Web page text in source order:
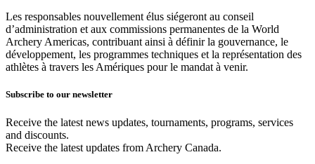
Les responsables nouvellement élus siégeront au conseil
d’administration et aux commissions permanentes de la World
Archery Americas, contribuant ainsi à définir la gouvernance, le
développement, les programmes techniques et la représentation des
athlètes à travers les Amériques pour le mandat à venir.
Subscribe to our newsletter
Receive the latest news updates, tournaments, programs, services
and discounts.
Receive the latest updates from Archery Canada.